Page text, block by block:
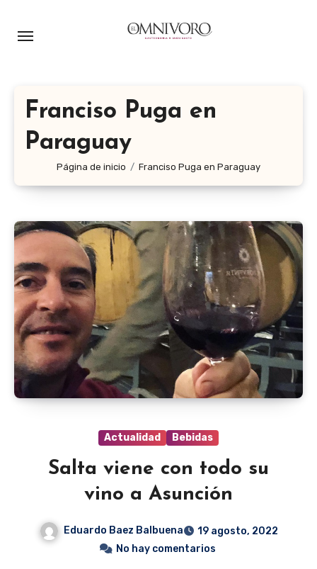
Franciso Puga en
Paraguay
Página de inicio Franciso Puga en Paraguay
Actualidad Bebidas
Salta viene con todo su
vino a Asunción
Eduardo Baez Balbuena
19 agosto, 2022
No hay comentarios